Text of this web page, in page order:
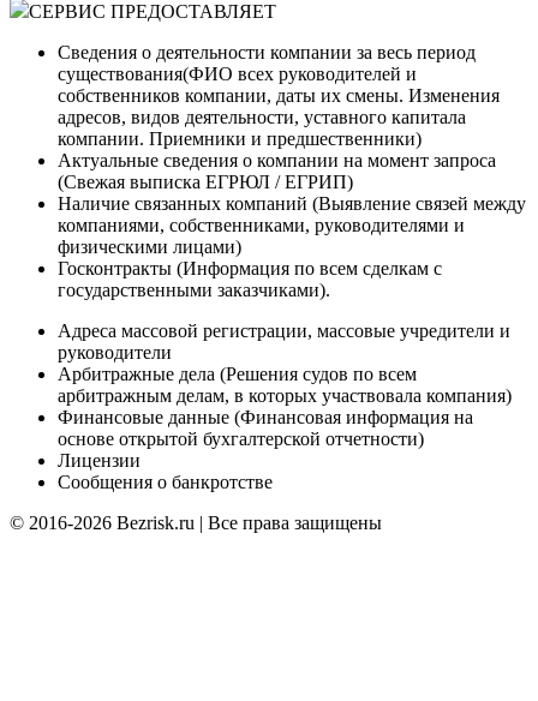
СЕРВИС ПРЕДОСТАВЛЯЕТ
Сведения о деятельности компании за весь период
существования(ФИО всех руководителей и
собственников компании, даты их смены. Изменения
адресов, видов деятельности, уставного капитала
компании. Приемники и предшественники)
Актуальные сведения о компании на момент запроса
(Cвежая выписка ЕГРЮЛ / ЕГРИП)
Наличие связанных компаний (Выявление связей между
компаниями, собственниками, руководителями и
физическими лицами)
Госконтракты (Информация по всем сделкам с
государственными заказчиками).
Адреса массовой регистрации, массовые учредители и
руководители
Арбитражные дела (Решения судов по всем
арбитражным делам, в которых участвовала компания)
Финансовые данные (Финансовая информация на
основе открытой бухгалтерской отчетности)
Лицензии
Сообщения о банкротстве
© 2016-2026 Bezrisk.ru | Все права защищены